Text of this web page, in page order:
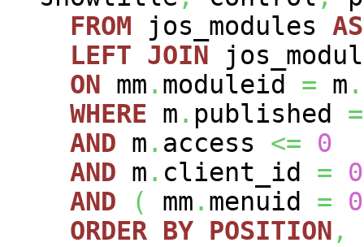
FROM jos_modules AS
LEFT JOIN
ON mm . moduleid = m .
WHERE m . published =
AND m . access <=
0
AND m . client_id =
0
AND
( mm . menuid =
0
ORDER BY POSITION ,